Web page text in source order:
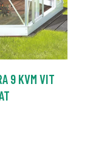
9 KVM VIT